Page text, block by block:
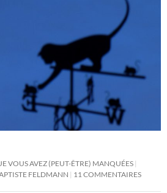
VOUS AVEZ (PEUT-ÊTRE) MANQUÉES
FELDMANN 11 COMMENTAIRES